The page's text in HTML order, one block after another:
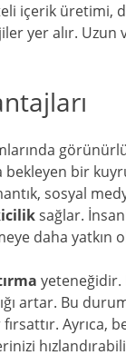
içerik üretimi,
yer alır. Uzun
bir
sosyal
sağlar.
daha yatkın
yeteneğidir.
artar. Bu
Ayrıca,